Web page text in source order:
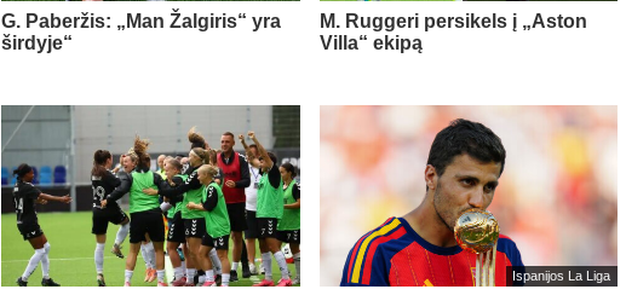
G. Paberžis: „Man Žalgiris“ yra
širdyje“
M. Ruggeri persikels į „Aston
Villa“ ekipą
Ispanijos La Liga